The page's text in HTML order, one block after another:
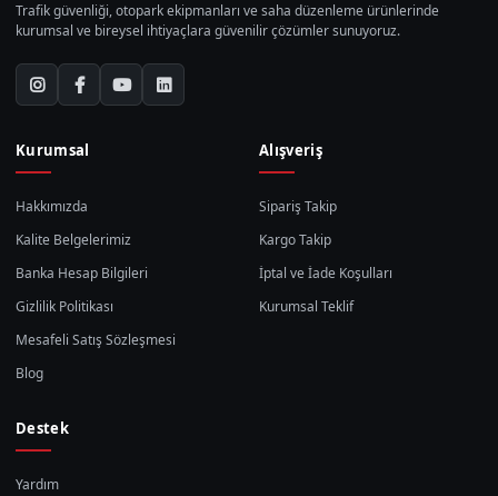
Trafik güvenliği, otopark ekipmanları ve saha düzenleme ürünlerinde
kurumsal ve bireysel ihtiyaçlara güvenilir çözümler sunuyoruz.
Kurumsal
Hakkımızda
Kalite Belgelerimiz
Banka Hesap Bilgileri
Gizlilik Politikası
Mesafeli Satış Sözleşmesi
Blog
Alışveriş
Sipariş Takip
Kargo Takip
İptal ve İade Koşulları
Kurumsal Teklif
Destek
Yardım